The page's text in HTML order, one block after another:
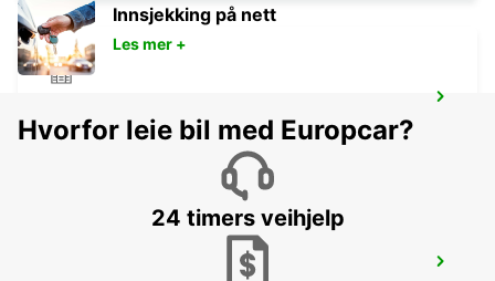
NERJA - SPAIN
Innsjekking på nett
Les mer +
Hvorfor leie bil med Europcar?
24 timers veihjelp